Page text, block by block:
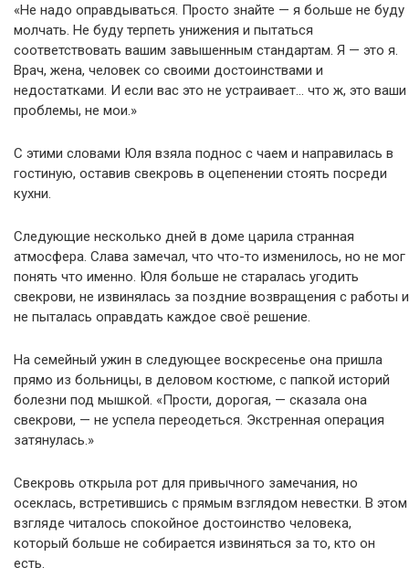
«Не надо оправдываться. Просто знайте — я больше не буду
молчать. Не буду терпеть унижения и пытаться
соответствовать вашим завышенным стандартам. Я — это я.
Врач, жена, человек со своими достоинствами и
недостатками. И если вас это не устраивает… что ж, это ваши
проблемы, не мои.»
С этими словами Юля взяла поднос с чаем и направилась в
гостиную, оставив свекровь в оцепенении стоять посреди
кухни.
Следующие несколько дней в доме царила странная
атмосфера. Слава замечал, что что-то изменилось, но не мог
понять что именно. Юля больше не старалась угодить
свекрови, не извинялась за поздние возвращения с работы и
не пыталась оправдать каждое своё решение.
На семейный ужин в следующее воскресенье она пришла
прямо из больницы, в деловом костюме, с папкой историй
болезни под мышкой. «Прости, дорогая, — сказала она
свекрови, — не успела переодеться. Экстренная операция
затянулась.»
Свекровь открыла рот для привычного замечания, но
осеклась, встретившись с прямым взглядом невестки. В этом
взгляде читалось спокойное достоинство человека,
который больше не собирается извиняться за то, кто он
есть.